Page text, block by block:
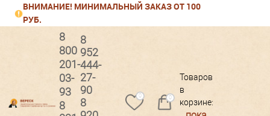
ВНИМАНИЕ! МИНИМАЛЬНЫЙ ЗАКАЗ ОТ 100
РУБ.
Регистрация
8
800
201-
03-
93
8
8
952
444-
27-
90
8
0 0
Товаров
в
корзине: